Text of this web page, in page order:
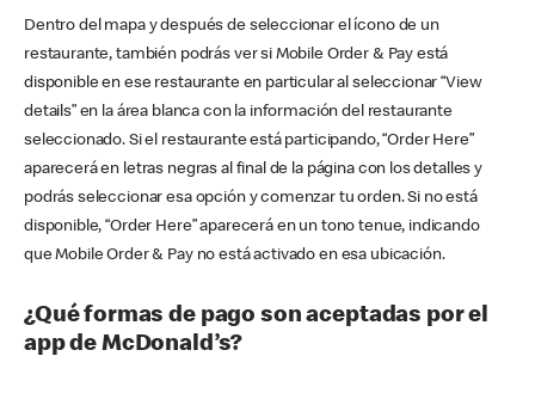
Dentro del mapa y después de seleccionar el ícono de un
restaurante, también podrás ver si Mobile Order & Pay está
disponible en ese restaurante en particular al seleccionar “View
details” en la área blanca con la información del restaurante
seleccionado. Si el restaurante está participando, “Order Here”
aparecerá en letras negras al final de la página con los detalles y
podrás seleccionar esa opción y comenzar tu orden. Si no está
disponible, “Order Here” aparecerá en un tono tenue, indicando
que Mobile Order & Pay no está activado en esa ubicación.
¿Qué formas de pago son aceptadas por el
app de McDonald’s?